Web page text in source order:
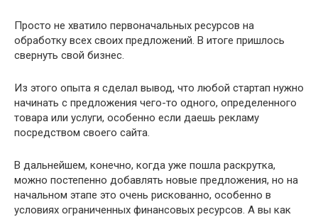
Просто не хватило первоначальных ресурсов на
обработку всех своих предложений. В итоге пришлось
свернуть свой бизнес.
Из этого опыта я сделал вывод, что любой стартап нужно
начинать с предложения чего-то одного, определенного
товара или услуги, особенно если даешь рекламу
посредством своего сайта.
В дальнейшем, конечно, когда уже пошла раскрутка,
можно постепенно добавлять новые предложения, но на
начальном этапе это очень рискованно, особенно в
условиях ограниченных финансовых ресурсов. А вы как